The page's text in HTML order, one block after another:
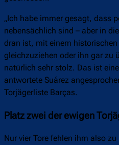
„Ich habe immer gesagt, dass
nebensächlich sind – aber in
dran ist, mit einem historischen
gleichzuziehen oder ihn gar zu
natürlich sehr stolz. Das ist
antwortete Suárez
Torjägerliste Barças.
Platz zwei der ewigen
Nur vier Tore fehlen ihm also